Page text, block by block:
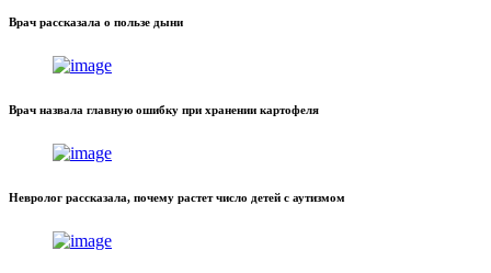
Врач рассказала о пользе дыни
Врач назвала главную ошибку при хранении картофеля
Невролог рассказала, почему растет число детей с аутизмом